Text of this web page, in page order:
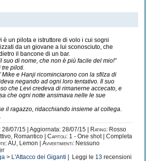
è un pilota e istruttore di volo i cui sogni
da un giovane a lui sconosciuto, che
il bancone di un bar.
suo di nome, che non è più facile del mio!”
tre piloti.
Mike e Hanji ricominciarono con la sfilza di
negando ad ogni loro tentativo. Il suo
che Levi credeva di rimanerne accecato, e
che ogni notte ansimava nelle le sue
il ragazzo, ridacchiando insieme al collega.
28/07/15 | Aggiornata: 28/07/15 | Rating: Rosso
Romantico | Capitoli: 1 - One shot | Completa
AU, Lemon | Avvertimenti: Nessuno
> L'Attacco dei Giganti | Leggi le 13 recensioni